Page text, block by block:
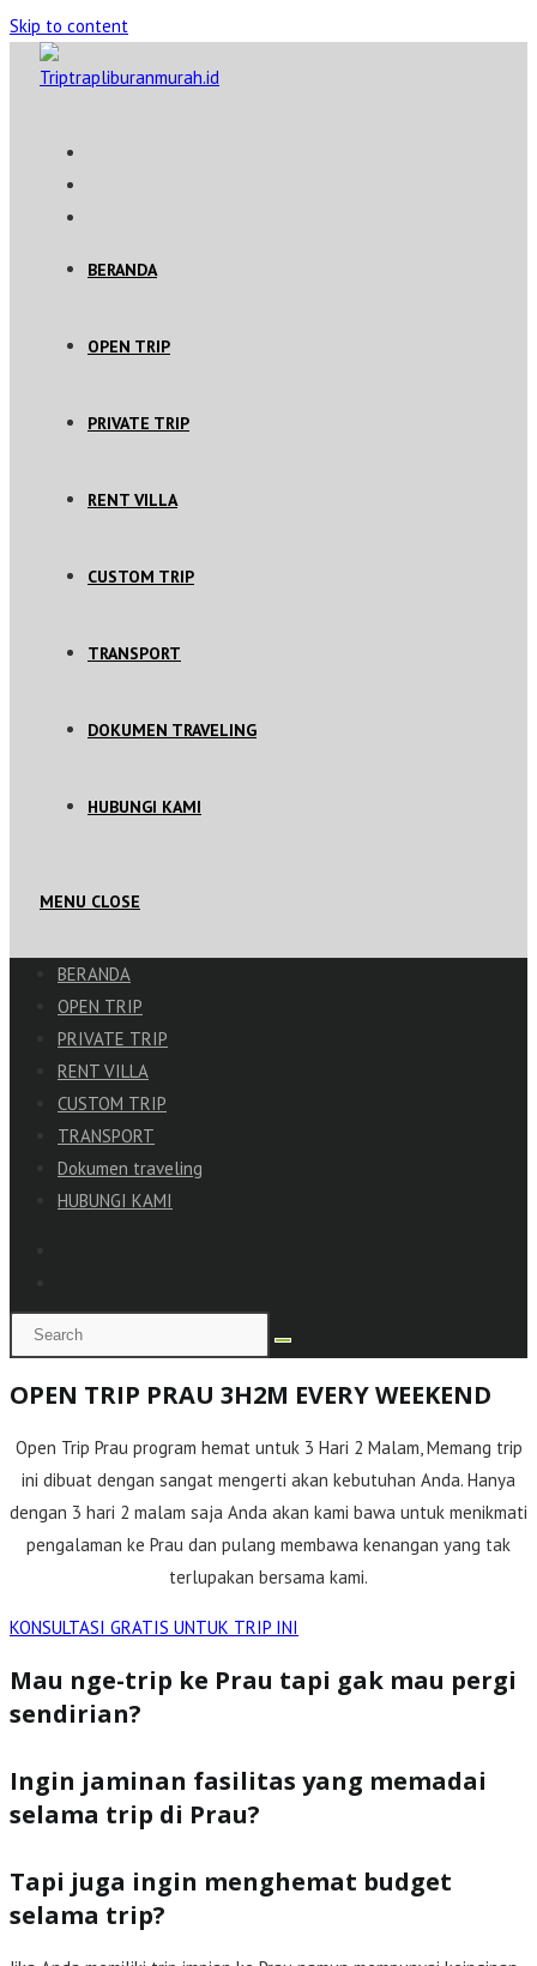
Skip to content
BERANDA
OPEN TRIP
PRIVATE TRIP
RENT VILLA
CUSTOM TRIP
TRANSPORT
DOKUMEN TRAVELING
HUBUNGI KAMI
MENU CLOSE
BERANDA
OPEN TRIP
PRIVATE TRIP
RENT VILLA
CUSTOM TRIP
TRANSPORT
Dokumen traveling
HUBUNGI KAMI
OPEN TRIP PRAU 3H2M EVERY WEEKEND
Open Trip Prau program hemat untuk 3 Hari 2 Malam, Memang trip
ini dibuat dengan sangat mengerti akan kebutuhan Anda. Hanya
dengan 3 hari 2 malam saja Anda akan kami bawa untuk menikmati
pengalaman ke Prau dan pulang membawa kenangan yang tak
terlupakan bersama kami.
KONSULTASI GRATIS UNTUK TRIP INI
Mau nge-trip ke Prau tapi gak mau pergi
sendirian?
Ingin jaminan fasilitas yang memadai
selama trip di Prau?
Tapi juga ingin menghemat budget
selama trip?